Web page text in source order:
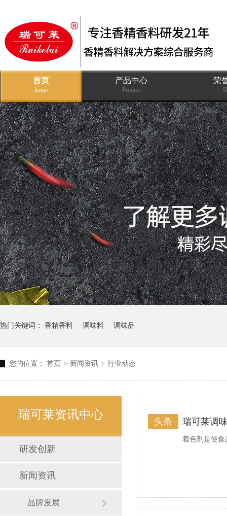
首页
home
产品中心
Product
荣
热门关键词： 香精香料 调味料 调味品
您的位置： 首页 > 新闻资讯 > 行业动态
瑞可莱资讯中心
研发创新
新闻资讯
品牌发展
瑞可莱调
头条
着色剂是使